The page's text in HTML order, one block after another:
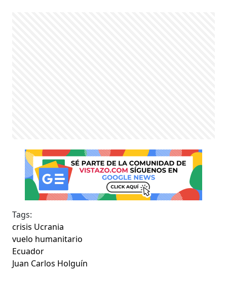
Tags:
crisis Ucrania
vuelo humanitario
Ecuador
Juan Carlos Holguín